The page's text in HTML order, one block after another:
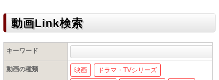
動画Link検索
キーワード
動画の種類 映画
ドラマ・TVシリーズ